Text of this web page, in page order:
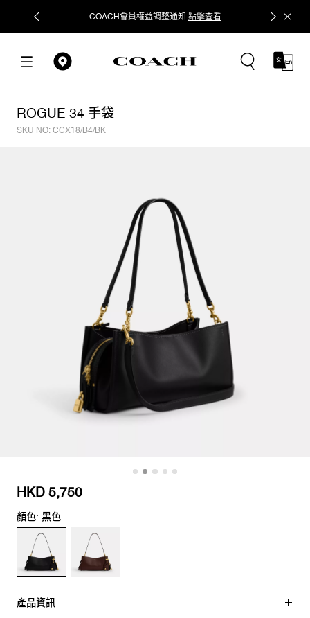
COACH會員權益調整通知 點擊查看 立即追蹤
ROGUE 34 手袋
SKU NO: CCX18/B4/BK
HKD 5,750
顏色: 黑色
產品資訊